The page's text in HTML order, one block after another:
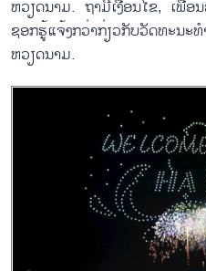
ຫວຽດນາມ. ຖ້າມີເງື່ອນໄຂ, ເພື່ອ
ຊອກຮູ້ແຈ້ງກວ່າກ່ຽວກັບວັດທະນະ
ຫວຽດນາມ.